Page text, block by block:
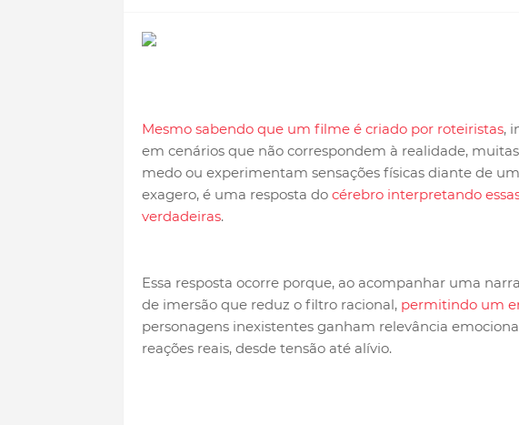
Mesmo sabendo que um filme é criado por roteiristas,
em cenários que não correspondem à realidade,
medo ou experimentam sensações físicas diante de
exagero, é uma resposta do cérebro interpretando
verdadeiras.
Essa resposta ocorre porque, ao acompanhar uma
de imersão que reduz o filtro racional, permitindo um
personagens inexistentes ganham relevância
reações reais, desde tensão até alívio.